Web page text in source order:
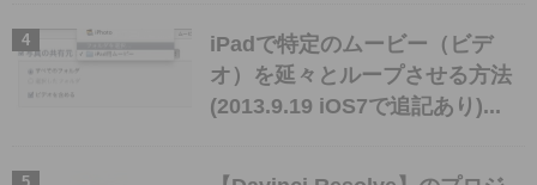
iPadで特定のムービー（ビデ
オ）を延々とループさせる方法
(2013.9.19 iOS7で追記あり)...